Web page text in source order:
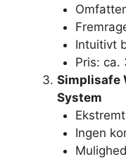
Intuitivt
Pris:
Simplisafe
System
Ingen